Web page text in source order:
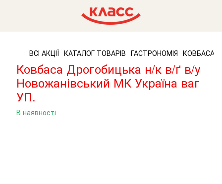
ВСІ АКЦІЇ КАТАЛОГ ТОВАРІВ ГАСТРОНОМІЯ КОВБАСА
Ковбаса Дрогобицька н/к в/ґ в/у
Новожанівський МК Україна ваг
УП.
В наявності